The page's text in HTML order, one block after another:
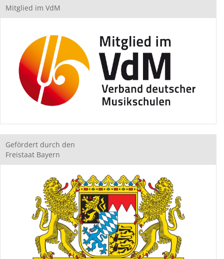
Mitglied im VdM
Gefördert durch den
Freistaat Bayern